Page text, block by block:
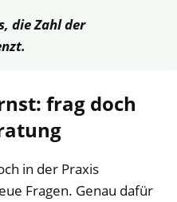
die Zahl der
frag doch
in der Praxis
Fragen. Genau dafür